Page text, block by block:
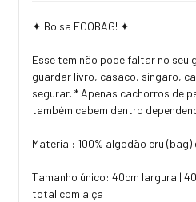
✦ Bolsa ECOBAG! ✦
Esse tem não pode faltar no seu
guardar livro, casaco, singaro,
segurar. * Apenas cachorros de
também cabem dentro
Material: 100% algodão cru
Tamanho único: 40cm largura |
total com alça